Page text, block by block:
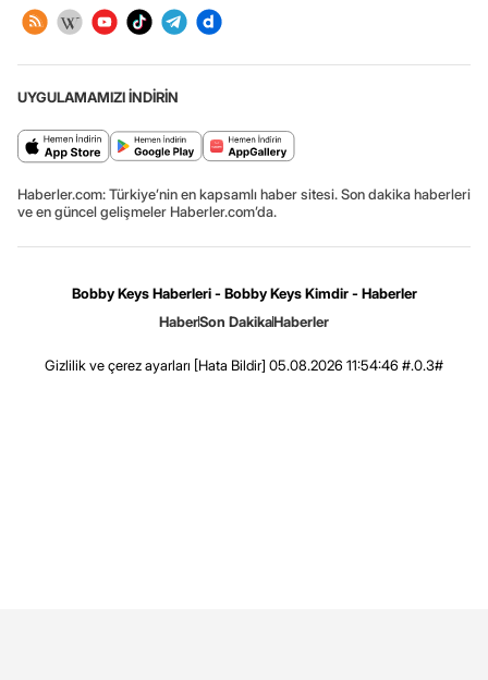
UYGULAMAMIZI İNDİRİN
Haberler.com: Türkiye’nin en kapsamlı haber sitesi. Son dakika haberleri
ve en güncel gelişmeler Haberler.com’da.
Bobby Keys Haberleri - Bobby Keys Kimdir - Haberler
HaberSon DakikaHaberler
Gizlilik ve çerez ayarları [Hata Bildir] 05.08.2026 11:54:46 #.0.3#